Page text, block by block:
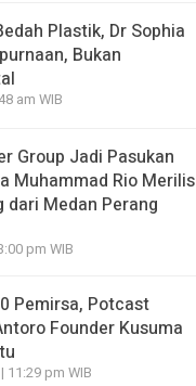
Plastik, Dr Sophia
Bukan
am WIB
Group Jadi Pasukan
Muhammad Rio Merilis
dari Medan Perang
pm WIB
Pemirsa, Potcast
Founder Kusuma
11:29 pm WIB